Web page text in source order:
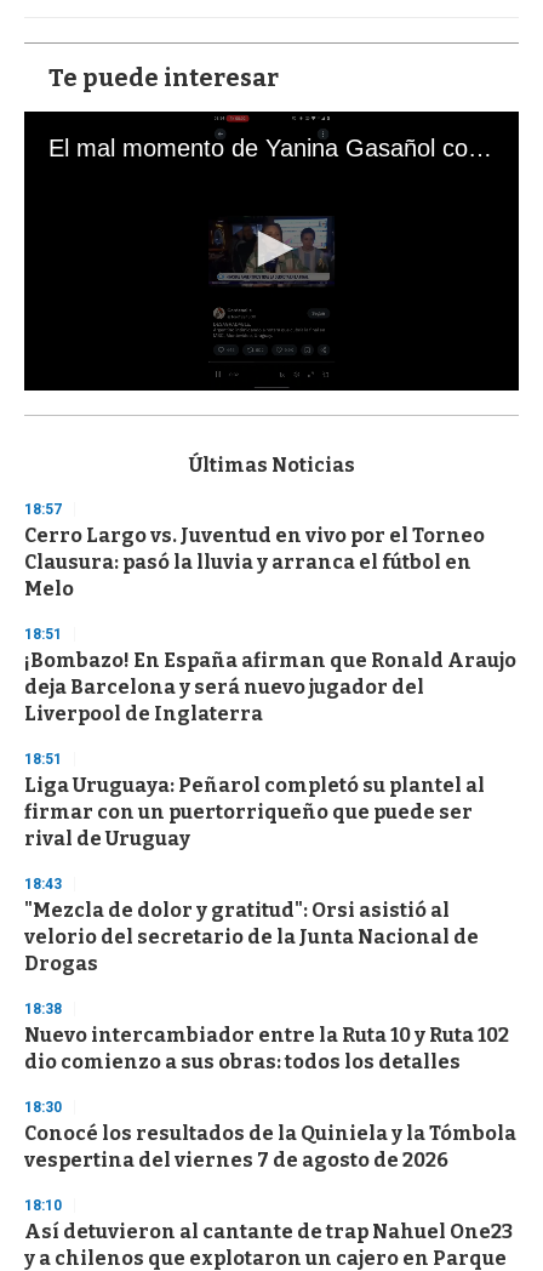
Te puede interesar
El mal momento de Yanina Gasañol con un hincha argentino en "Subrayado"
s
d
s
o
f
3
s
e
c
o
n
Últimas Noticias
18:57
Cerro Largo vs. Juventud en vivo por el Torneo
Clausura: pasó la lluvia y arranca el fútbol en
Melo
18:51
¡Bombazo! En España afirman que Ronald Araujo
deja Barcelona y será nuevo jugador del
Liverpool de Inglaterra
18:51
Liga Uruguaya: Peñarol completó su plantel al
firmar con un puertorriqueño que puede ser
rival de Uruguay
18:43
"Mezcla de dolor y gratitud": Orsi asistió al
velorio del secretario de la Junta Nacional de
Drogas
18:38
Nuevo intercambiador entre la Ruta 10 y Ruta 102
dio comienzo a sus obras: todos los detalles
18:30
Conocé los resultados de la Quiniela y la Tómbola
vespertina del viernes 7 de agosto de 2026
18:10
Así detuvieron al cantante de trap Nahuel One23
y a chilenos que explotaron un cajero en Parque